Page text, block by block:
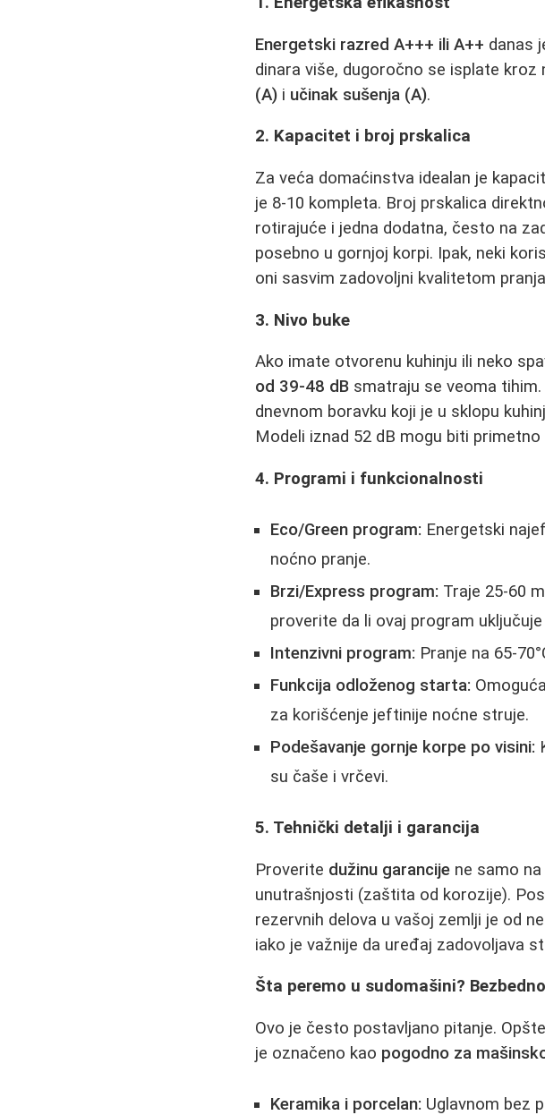
Energetski razred A+++ ili A++ danas
dinara više, dugoročno se isplate
(A) i učinak sušenja (A).
2. Kapacitet i broj prskalica
Za veća domaćinstva idealan je
je 8-10 kompleta. Broj prskalica
rotirajuće i jedna dodatna, često na
posebno u gornjoj korpi. Ipak, neki
oni sasvim zadovoljni kvalitetom
3. Nivo buke
Ako imate otvorenu kuhinju ili neko
od 39-48 dB smatraju se veoma
dnevnom boravku koji je u sklopu
Modeli iznad 52 dB mogu biti primetno
4. Programi i funkcionalnosti
Eco/Green program: Energetski
noćno pranje.
Brzi/Express program: Traje 25-60
proverite da li ovaj program
Intenzivni program: Pranje na 65-
Funkcija odloženog starta:
za korišćenje jeftinije noćne struje.
Podešavanje gornje korpe po visini:
su čaše i vrčevi.
5. Tehnički detalji i garancija
Proverite dužinu garancije ne samo
unutrašnjosti (zaštita od korozije).
rezervnih delova u vašoj zemlji je od
iako je važnije da uređaj zadovoljava
Šta peremo u sudomašini?
Ovo je često postavljano pitanje.
je označeno kao pogodno za
Keramika i porcelan: Uglavnom bez